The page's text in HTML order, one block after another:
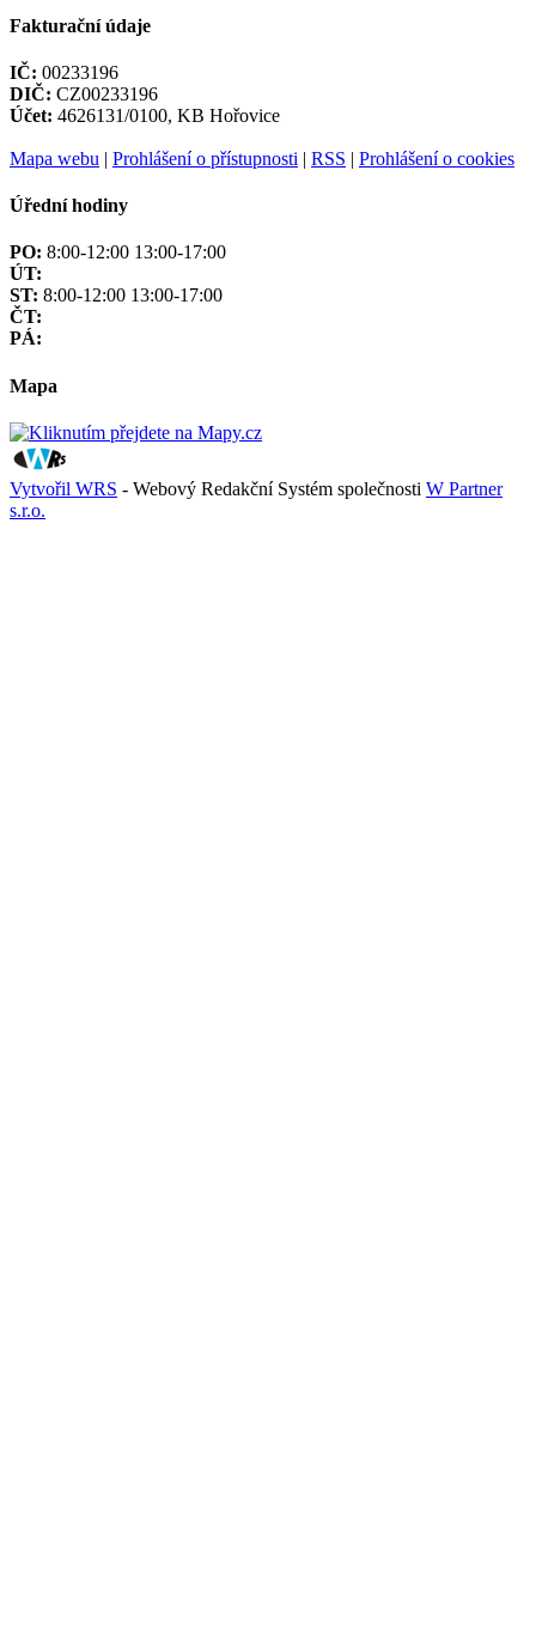
Fakturační údaje
IČ: 00233196
DIČ: CZ00233196
Účet: 4626131/0100, KB Hořovice
Mapa webu | Prohlášení o přístupnosti | RSS | Prohlášení o cookies
Úřední hodiny
PO: 8:00-12:00 13:00-17:00
ÚT:
ST: 8:00-12:00 13:00-17:00
ČT:
PÁ:
Mapa
Vytvořil WRS - Webový Redakční Systém společnosti W Partner
s.r.o.